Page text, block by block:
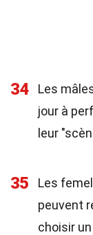
34
Les
jour à
leur
35
Les
peuvent
choisir